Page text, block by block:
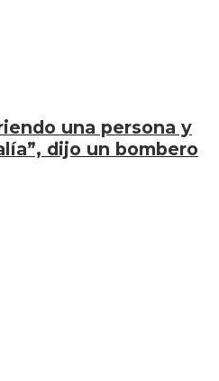
una persona y
dijo un bombero